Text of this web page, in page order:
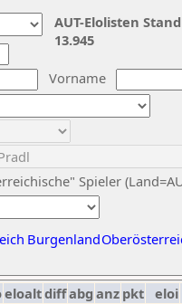
Vorname
Spieler
Burgenland
AUT-Elolisten
13.945
eloaltdiffabg anz pkt eloi